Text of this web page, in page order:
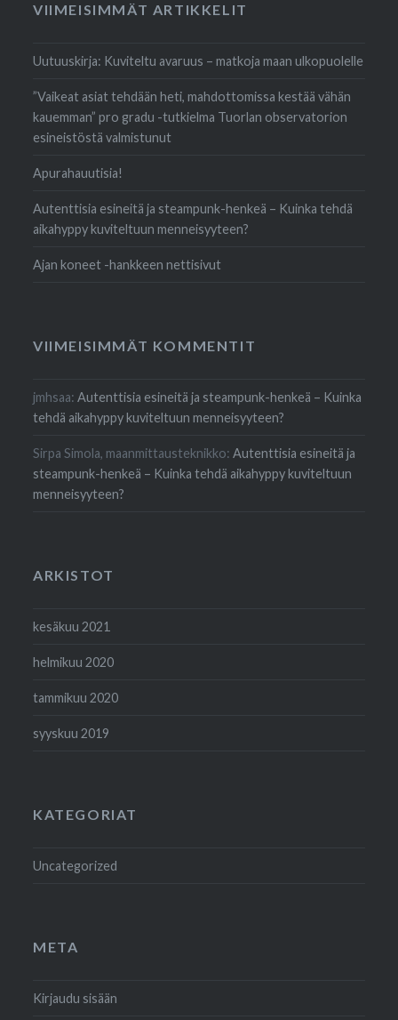
VIIMEISIMMÄT ARTIKKELIT
Uutuuskirja: Kuviteltu avaruus – matkoja maan ulkopuolelle
”Vaikeat asiat tehdään heti, mahdottomissa kestää vähän
kauemman” pro gradu -tutkielma Tuorlan observatorion
esineistöstä valmistunut
Apurahauutisia!
Autenttisia esineitä ja steampunk-henkeä – Kuinka tehdä
aikahyppy kuviteltuun menneisyyteen?
Ajan koneet -hankkeen nettisivut
VIIMEISIMMÄT KOMMENTIT
jmhsaa:Autenttisia esineitä ja steampunk-henkeä – Kuinka
tehdä aikahyppy kuviteltuun menneisyyteen?
Sirpa Simola, maanmittausteknikko:Autenttisia esineitä ja
steampunk-henkeä – Kuinka tehdä aikahyppy kuviteltuun
menneisyyteen?
ARKISTOT
kesäkuu 2021
helmikuu 2020
tammikuu 2020
syyskuu 2019
KATEGORIAT
Uncategorized
META
Kirjaudu sisään